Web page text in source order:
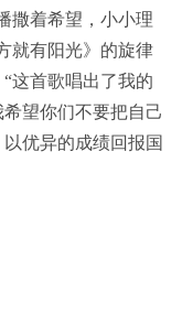
撒着希望，小小理
就有阳光》的旋律
这首歌唱出了我的
望你们不要把自己
优异的成绩回报国